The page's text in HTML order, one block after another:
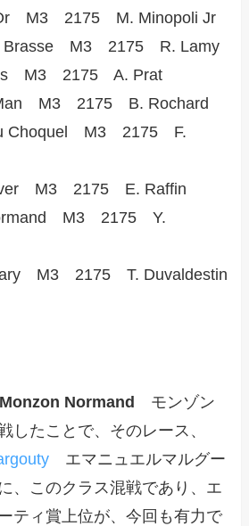
M3 2175 M. Minopoli Jr
Brasse M3 2175 R. Lamy
M3 2175 A. Prat
M3 2175 B. Rochard
Choquel M3 2175 F.
M3 2175 E. Raffin
M3 2175 Y.
M3 2175 T. Duvaldestin
Monzon Normand モンゾン
したことで、そのレース、
エマニュエルマルグー
、このクラス混戦であり、エ
ティ賞上位が、今回も有力で